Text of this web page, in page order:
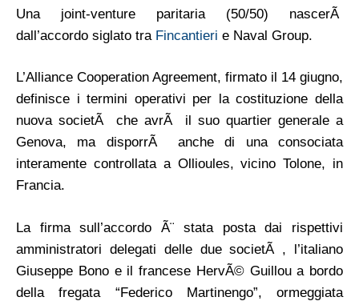
Una joint-venture paritaria (50/50) nascerÃ
dall’accordo siglato tra Fincantieri e Naval Group.
L’Alliance Cooperation Agreement, firmato il 14 giugno,
definisce i termini operativi per la costituzione della
nuova societÃ che avrÃ il suo quartier generale a
Genova, ma disporrÃ anche di una consociata
interamente controllata a Ollioules, vicino Tolone, in
Francia.
La firma sull’accordo Ã¨ stata posta dai rispettivi
amministratori delegati delle due societÃ , l’italiano
Giuseppe Bono e il francese HervÃ© Guillou a bordo
della fregata “Federico Martinengo”, ormeggiata